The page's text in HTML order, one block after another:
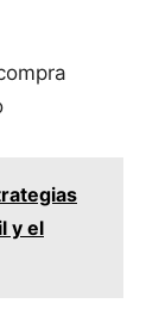
y el